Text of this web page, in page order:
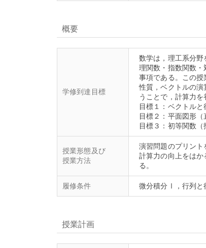
概要
学修到達目標
数学は，理工系分
理関数・指数関数
事項である。この
性質，ベクトルの
うことで，計算力を
目標１：ベクトル
目標２：平面図形
授業形態及び
授業方法
演習問題のプリント
計算力の向上をは
履修条件
授業計画